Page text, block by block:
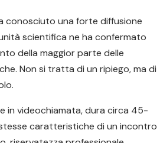
conosciuto una forte diffusione
scientifica ne ha confermato
della maggior parte delle
Non si tratta di un ripiego, ma di
in videochiamata, dura circa 45-
caratteristiche di un incontro